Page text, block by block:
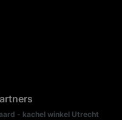
- kachel winkel Utrecht